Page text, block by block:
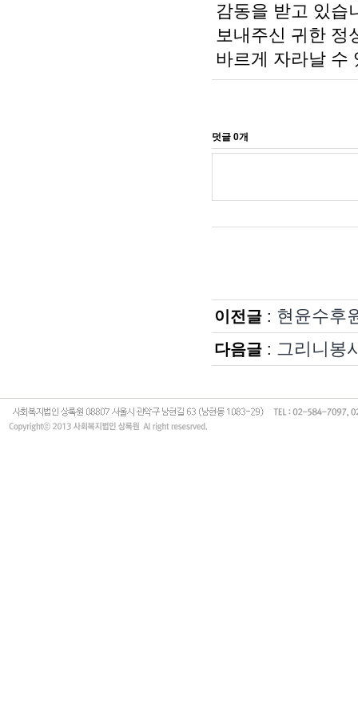
감동을 받고 있습
보내주신 귀한 정
바르게 자라날 수
이전글 : 현윤수후
다음글 : 그리니봉